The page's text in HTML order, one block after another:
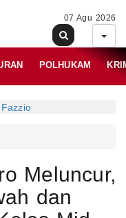
07 Agu 2026
POLHUKAM
Meluncur,
dan